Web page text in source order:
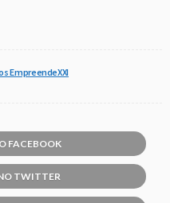
EmpreendeXXI
FACEBOOK
TWITTER